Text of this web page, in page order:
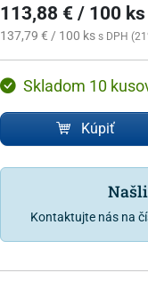
113,88 € / 100 ks
137,79 € / 100 ks s DPH
Skladom 10
Kúpiť
Kontaktujte nás na